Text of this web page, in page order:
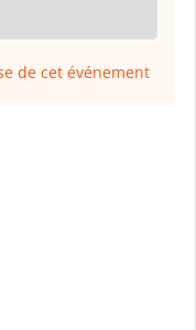
de cet événement